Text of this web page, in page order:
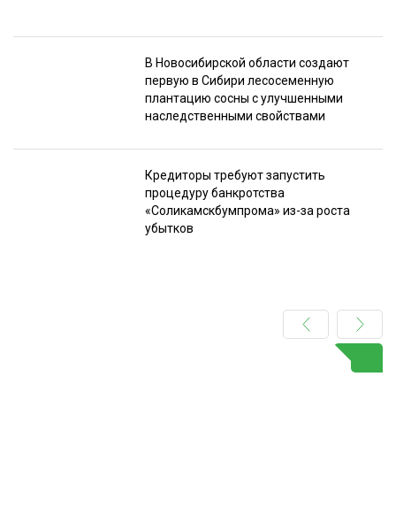
В Новосибирской области создают
первую в Сибири лесосеменную
плантацию сосны с улучшенными
наследственными свойствами
Кредиторы требуют запустить
процедуру банкротства
«Соликамскбумпрома» из-за роста
убытков